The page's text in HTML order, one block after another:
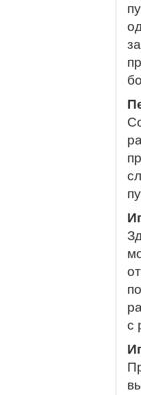
с